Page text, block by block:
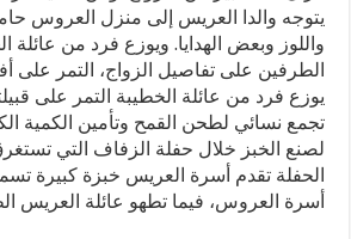
يتوجه والدا العريس إلى منزل العروس
واللوز وبعض الهدايا. ويوزع فرد من عائلة
الطرفين على تفاصيل الزواج، التمر على
يوزع فرد من عائلة الخطيبة التمر على
تجمع نسائي لطحن القمح وتأمين الكمية
لصنع الخبز خلال حفلة الزفاف التي
الحفلة تقدم أسرة العريس خبزة كبيرة
أسرة العروس، فيما تطهو عائلة العريس